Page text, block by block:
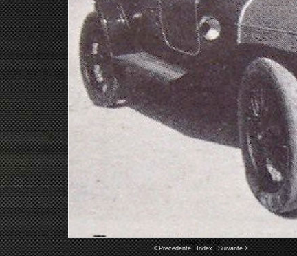
Image 9 of 12
< Precedente|Index|Suivante >